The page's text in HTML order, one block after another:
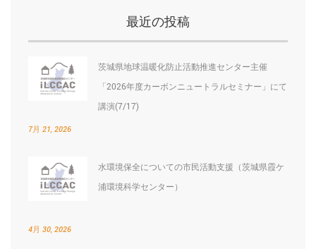
最近の投稿
茨城県地球温暖化防止活動推進センター主催
「2026年度カーボンニュートラルセミナー」にて
講演(7/17)
7月 21, 2026
水環境保全についての市民活動支援（茨城県霞ケ
浦環境科学センター）
4月 30, 2026